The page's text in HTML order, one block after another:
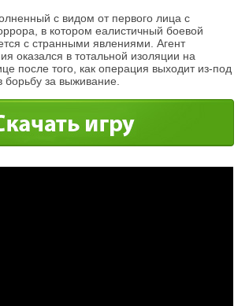
с видом от первого лица с
в котором еалистичный боевой
с странными явлениями. Агент
оказался в тотальной изоляции на
после того, как операция выходит из-под
за выживание.